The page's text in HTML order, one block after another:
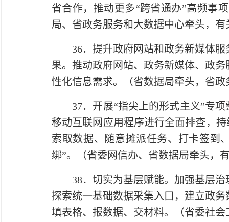
省合作，推动更多“跨省通办”高频事
局、省政务服务和大数据中心牵头，
36．提升政府网站和政务新媒体服
果。推动政府网站、政务新媒体、政
性化信息需求。（省数据局牵头，省
37．开展“指尖上的形式主义”专项
移动互联网应用程序进行全面排查，
索取数据、随意摊派任务、打卡签到
绑”。（省委网信办、省数据局牵头，
38．切实为基层赋能。加强基层治
探索统一基础数据采集入口，建立政
填表格、报数据、交材料。（省委社